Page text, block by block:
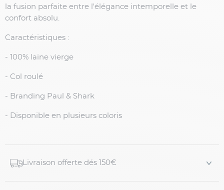
la fusion parfaite entre l'élégance intemporelle et le
confort absolu.
Caractéristiques :
- 100% laine vierge
- Col roulé
- Branding Paul & Shark
- Disponible en plusieurs coloris
Livraison offerte dés 150€